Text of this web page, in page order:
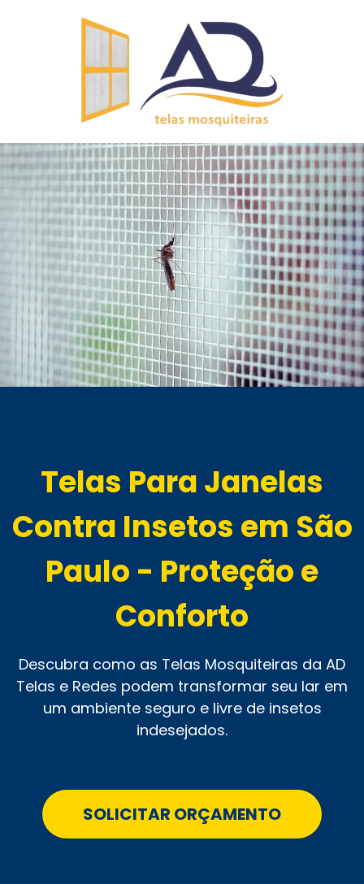
Telas Para Janelas
Contra Insetos em São
Paulo - Proteção e
Conforto
Descubra como as Telas Mosquiteiras da AD
Telas e Redes podem transformar seu lar em
um ambiente seguro e livre de insetos
indesejados.
SOLICITAR ORÇAMENTO